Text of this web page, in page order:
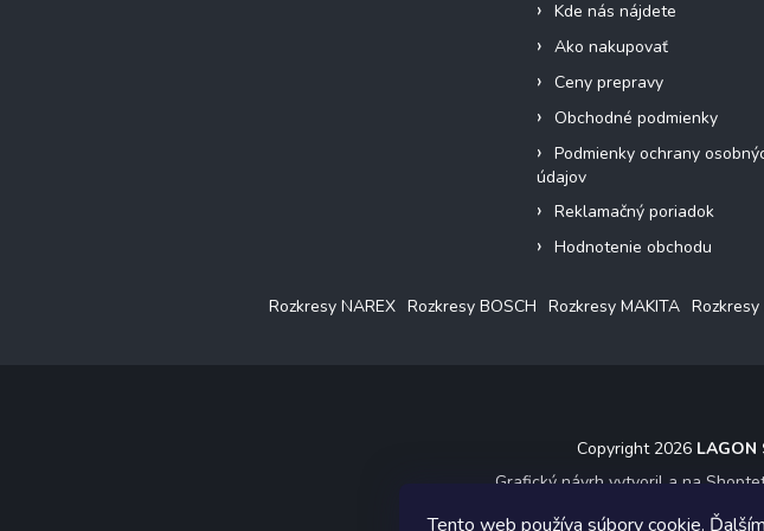
Tento web používa súbory cookie.
Kde nás nájdete
Ako nakupovať
Ceny prepravy
Obchodné podmienky
Podmienky ochrany
údajov
Reklamačný poriadok
Hodnotenie obchodu
Rozkresy NAREX Rozkresy BOSCH Rozkresy MAKITA Rozkresy
Copyright 2026 LAGON
Grafický návrh vytvoril a na